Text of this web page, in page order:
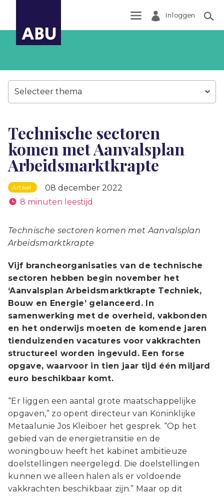
Inloggen
Selecteer thema
Technische sectoren
komen met Aanvalsplan
Arbeidsmarktkrapte
Artikel
08 december 2022
8 minuten leestijd
Technische sectoren komen met Aanvalsplan
Arbeidsmarktkrapte
Vijf brancheorganisaties van de technische
sectoren hebben begin november het
‘Aanvalsplan Arbeidsmarktkrapte Techniek,
Bouw en Energie’ gelanceerd. In
samenwerking met de overheid, vakbonden
en het onderwijs moeten de komende jaren
tienduizenden vacatures voor vakkrachten
structureel worden ingevuld. Een forse
opgave, waarvoor in tien jaar tijd één miljard
euro beschikbaar komt.
“Er liggen een aantal grote maatschappelijke
opgaven,” zo opent directeur van Koninklijke
Metaalunie Jos Kleiboer het gesprek. “Op het
gebied van de energietransitie en de
woningbouw heeft het kabinet ambitieuze
doelstellingen neergelegd. Die doelstellingen
kunnen we alleen halen als er voldoende
vakkrachten beschikbaar zijn.” Maar op dit